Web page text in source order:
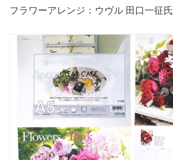
フラワーアレンジ：ウヴル 田口一征氏